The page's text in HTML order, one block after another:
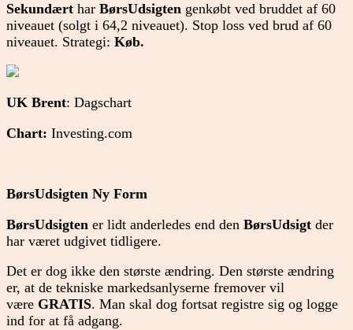
Sekundært har BørsUdsigten genkøbt ved bruddet af 60
niveauet (solgt i 64,2 niveauet). Stop loss ved brud af 60
niveauet. Strategi: Køb.
UK Brent: Dagschart
Chart: Investing.com
BørsUdsigten Ny Form
BørsUdsigten er lidt anderledes end den BørsUdsigt der
har været udgivet tidligere.
Det er dog ikke den største ændring. Den største ændring
er, at de tekniske markedsanlyserne fremover vil
være GRATIS. Man skal dog fortsat registre sig og logge
ind for at få adgang.